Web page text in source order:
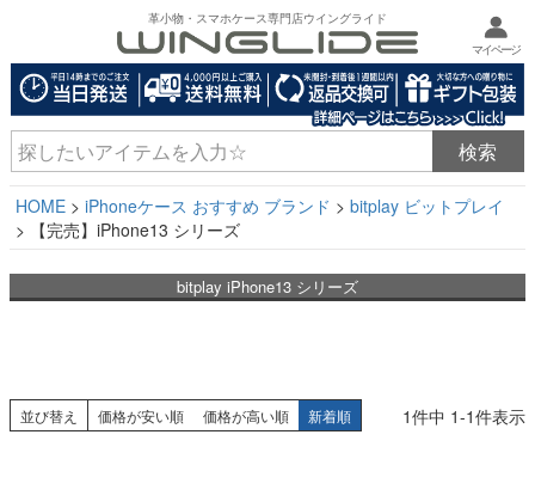
革小物・スマホケース専門店ウイングライド
マイページ
HOME iPhoneケース おすすめ ブランド
bitplay ビットプレイ
【完売】iPhone13 シリーズ
bitplay iPhone13 シリーズ
並び替え 価格が安い順 価格が高い順 新着順 1件中 1-1件表示